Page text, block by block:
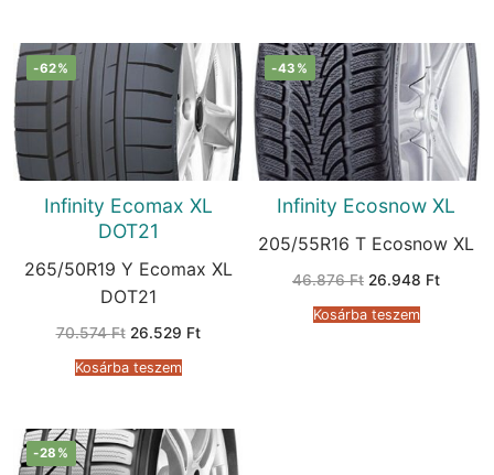
-62%
Infinity Ecomax XL
DOT21
265/50R19 Y Ecomax XL
DOT21
70.574Ft Original
was:
70.574 Ft.
26.529 FtCurrent
Kosárba teszem
-43%
Infinity Ecosnow XL
205/55R16 T Ecosnow XL
46.876Ft Original
was:
46.876 Ft.
26.948 FtCurrent
Kosárba teszem
-28%